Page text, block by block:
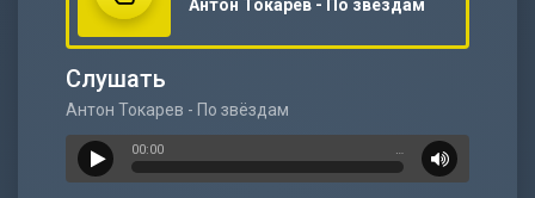
Антон Токарев - По звёздам
Слушать
Антон Токарев - По звёздам
00:00 …